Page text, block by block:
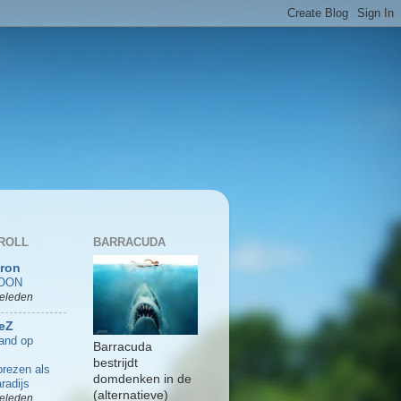
op
als
BARRACUDA
Barracuda
bestrijdt
domdenken in de
(alternatieve)